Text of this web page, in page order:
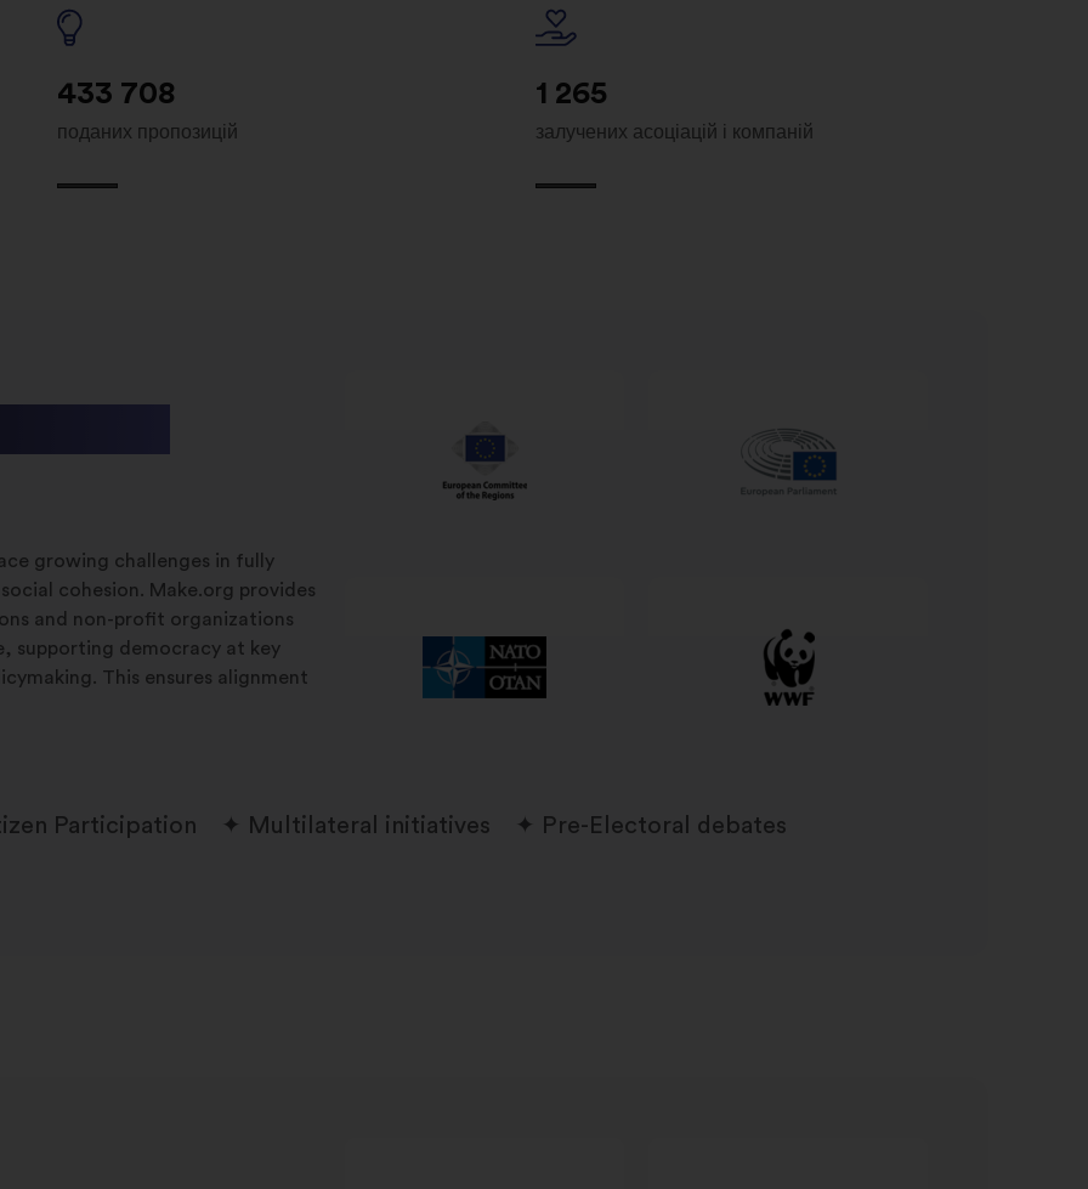
433 708
поданих пропозицій
1 265
залучених асоціацій і компаній
growing challenges in fully
cohesion. Make.org provides
and non-profit organizations
supporting democracy at key
This ensures alignment
Participation Multilateral initiatives Pre-Electoral debates